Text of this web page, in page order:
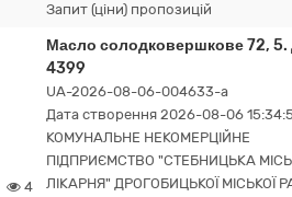
Запит (ціни) пропозицій
4
Масло солодковершкове 72,
4399
UA-2026-08-06-004633-a
Дата створення 2026-08-06
КОМУНАЛЬНЕ НЕКОМЕРЦІЙНЕ
ПІДПРИЄМСТВО "СТЕБНИЦЬКА
ЛІКАРНЯ" ДРОГОБИЦЬКОЇ МІСЬКОЇ